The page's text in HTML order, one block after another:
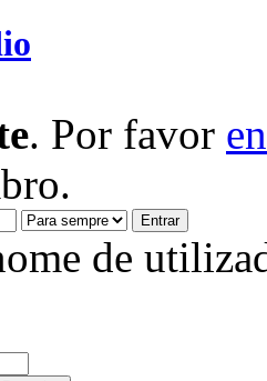
. Por favor
de